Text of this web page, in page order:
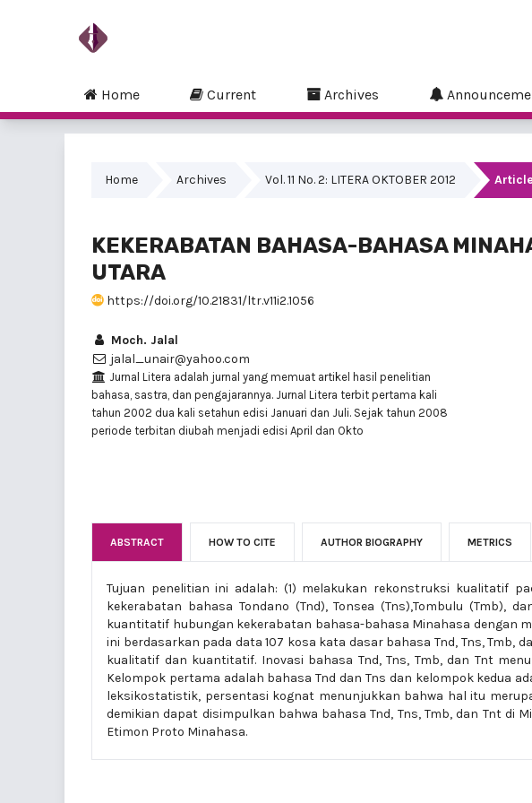
Home Current Archives
Home Archives Vol. 11 No. 2: LITERA OKTOBER 2012
KEKERABATAN BAHASA-BAHASA
UTARA
https://doi.org/10.21831/ltr.v11i2.1056
Moch. Jalal
jalal_unair@yahoo.com
Jurnal Litera adalah jurnal yang memuat artikel hasil penelitian
bahasa, sastra, dan pengajarannya. Jurnal Litera terbit pertama kali
tahun 2002 dua kali setahun edisi Januari dan Juli. Sejak tahun 2008
periode terbitan diubah menjadi edisi April dan Okto
ABSTRACT HOW TO CITE AUTHOR BIOGRAPHY METRICS
Tujuan penelitian ini adalah: (1) melakukan rekonstruksi kualitatif
kekerabatan bahasa Tondano (Tnd), Tonsea (Tns),Tombulu (Tmb),
kuantitatif hubungan kekerabatan bahasa-bahasa Minahasa dengan
ini berdasarkan pada data 107 kosa kata dasar bahasa Tnd, Tns, Tmb,
kualitatif dan kuantitatif. Inovasi bahasa Tnd, Tns, Tmb, dan Tnt
Kelompok pertama adalah bahasa Tnd dan Tns dan kelompok kedua
leksikostatistik, persentasi kognat menunjukkan bahwa hal itu
demikian dapat disimpulkan bahwa bahasa Tnd, Tns, Tmb, dan Tnt di
Etimon Proto Minahasa.